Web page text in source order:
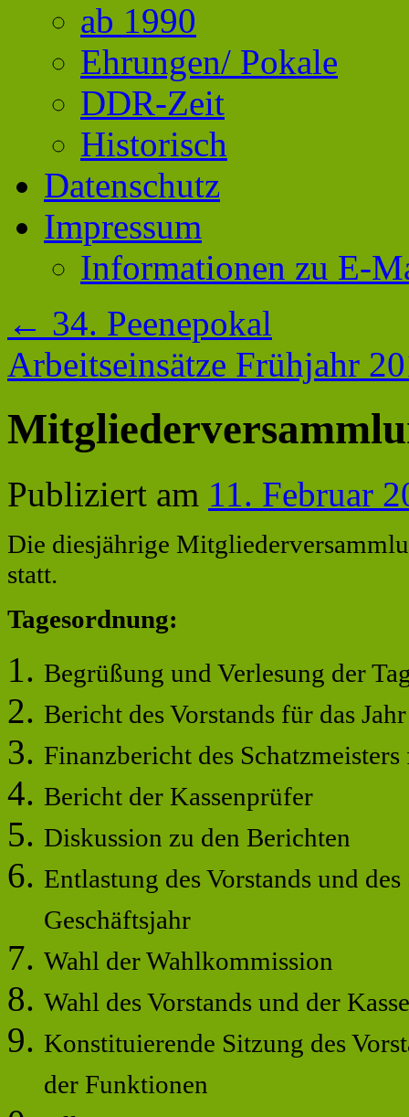
ab 1990
Ehrungen/ Pokale
DDR-Zeit
Historisch
Datenschutz
Impressum
Informationen zu E-
← 34. Peenepokal
Arbeitseinsätze Frühjahr
Publiziert am 11. Februar
Die diesjährige
statt.
Tagesordnung:
Begrüßung und Verlesung der
Bericht des Vorstands für das
Finanzbericht des
Bericht der Kassenprüfer
Diskussion zu den Berichten
Entlastung des Vorstands und
Geschäftsjahr
Wahl der Wahlkommission
Wahl des Vorstands und der
Konstituierende Sitzung des
der Funktionen